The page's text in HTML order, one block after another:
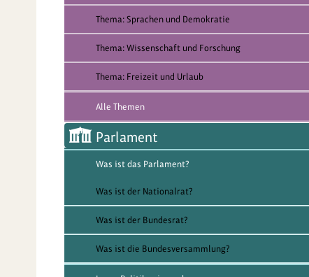
Thema: Sprachen und Demokratie
Thema: Wissenschaft und Forschung
Thema: Freizeit und Urlaub
Alle Themen
Parlament
Was ist das Parlament?
Was ist der Nationalrat?
Was ist der Bundesrat?
Was ist die Bundesversammlung?